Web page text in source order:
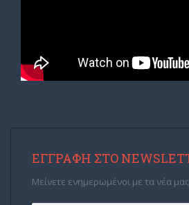
ΕΓΓΡΑΦΉ ΣΤΟ
Μείνετε ενημερωμένοι με τα νέα μας